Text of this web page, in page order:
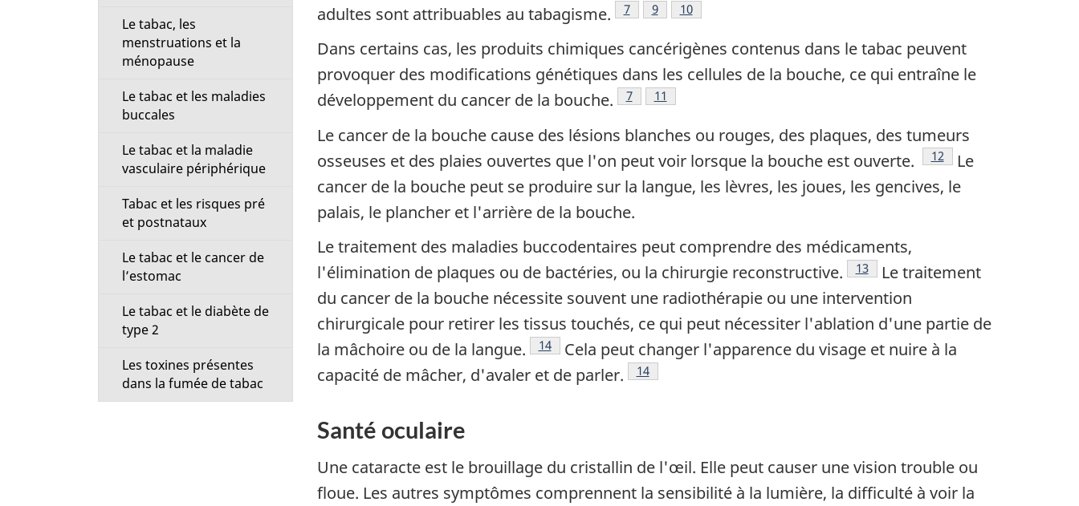
adultes sont attribuables au tabagisme.
Note de bas de page
7 Note de bas de page
9 Note de bas de page
10
Dans certains cas, les produits chimiques cancérigènes contenus dans le tabac peuvent
provoquer des modifications génétiques dans les cellules de la bouche, ce qui entraîne le
développement du cancer de la bouche.
Note de bas de page
7 Note de bas de page
11
Le cancer de la bouche cause des lésions blanches ou rouges, des plaques, des tumeurs
osseuses et des plaies ouvertes que l'on peut voir lorsque la bouche est ouverte.
Note de bas de page
12 Le
cancer de la bouche peut se produire sur la langue, les lèvres, les joues, les gencives, le
palais, le plancher et l'arrière de la bouche.
Le traitement des maladies buccodentaires peut comprendre des médicaments,
l'élimination de plaques ou de bactéries, ou la chirurgie reconstructive.
Note de bas de page
13 Le traitement
du cancer de la bouche nécessite souvent une radiothérapie ou une intervention
chirurgicale pour retirer les tissus touchés, ce qui peut nécessiter l'ablation d'une partie de
la mâchoire ou de la langue.
Note de bas de page
14 Cela peut changer l'apparence du visage et nuire à la
capacité de mâcher, d'avaler et de parler.
Note de bas de page
14
Santé oculaire
Une cataracte est le brouillage du cristallin de l'œil. Elle peut causer une vision trouble ou
floue. Les autres symptômes comprennent la sensibilité à la lumière, la difficulté à voir la
Le tabac, les
menstruations et la
ménopause
Le tabac et les maladies
buccales
Le tabac et la maladie
vasculaire périphérique
Tabac et les risques pré
et postnataux
Le tabac et le cancer de
l’estomac
Le tabac et le diabète de
type 2
Les toxines présentes
dans la fumée de tabac